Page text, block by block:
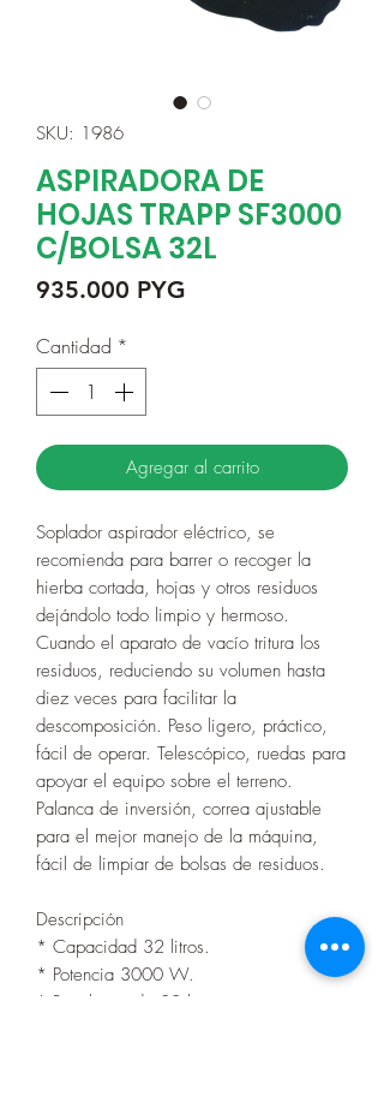
SKU: 1986
ASPIRADORA DE
HOJAS TRAPP SF3000
C/BOLSA 32L
935.000 PYG
Cantidad *
Agregar al carrito
Soplador aspirador eléctrico, se
recomienda para barrer o recoger la
hierba cortada, hojas y otros residuos
dejándolo todo limpio y hermoso.
Cuando el aparato de vacío tritura los
residuos, reduciendo su volumen hasta
diez veces para facilitar la
descomposición. Peso ligero, práctico,
fácil de operar. Telescópico, ruedas para
apoyar el equipo sobre el terreno.
Palanca de inversión, correa ajustable
para el mejor manejo de la máquina,
fácil de limpiar de bolsas de residuos.
Descripción
* Capacidad 32 litros.
* Potencia 3000 W.
* Recolector de 32 litros.